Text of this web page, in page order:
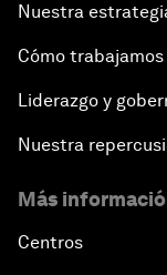
Nuestra
Cómo trabajamos
Liderazgo y
Nuestra
Más
Centros